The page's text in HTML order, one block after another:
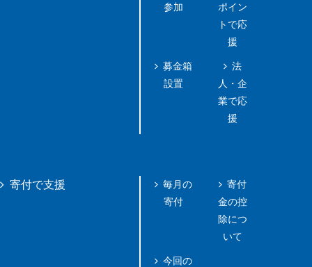
参加
募金箱
設置
ポイン
トで応
援
法
人・企
業で応
援
寄付で支援
毎月の
寄付
今回の
寄付
金の控
除につ
いて